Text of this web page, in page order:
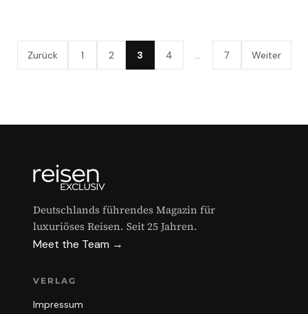
Zurück 1 2 3 4 7 Weiter
Deutschlands führendes Magazin für
luxuriöses Reisen. Seit 25 Jahren.
Meet the Team →
VERLAG
Impressum